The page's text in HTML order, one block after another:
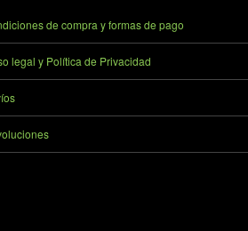
de compra y formas de pago
legal y Política de Privacidad